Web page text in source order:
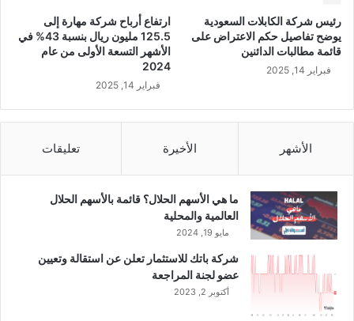
و
ن
ل
ل
ع
م
2
3
رئيس شركة الكابلات السعودية
يوضح تفاصيل حكم الاعتراض على
قائمة مطالبات الدائنين
فبراير 14, 2025
ارتفاع أرباح شركة مهارة إلى
125.5 مليون ريال بنسبة 43% في
الأشهر التسعة الأولى من عام
2024
فبراير 14, 2025
الأشهر الأخيرة تعليقات
ما هي الأسهم الحلال؟ قائمة بالأسهم الحلال
العالمية والمحلية
مايو 19, 2024
شركة باتك للاستثمار تعلن عن استقالة وتعيين
عضو لجنة المراجعة
أكتوبر 2, 2023